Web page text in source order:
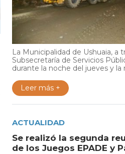
La Municipalidad de Ushuaia, a
Subsecretaría de Servicios
durante la noche del jueves y la
Leer más +
ACTUALIDAD
Se realizó la segunda
de los Juegos EPADE y